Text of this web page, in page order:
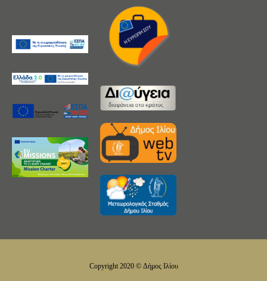
Copyright 2020 © Δήμος Ιλίου